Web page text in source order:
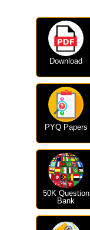
Download
PYQ Papers
50K Question
Bank